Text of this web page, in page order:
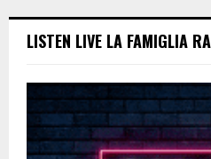
LISTEN LIVE LA FAMIGLIA